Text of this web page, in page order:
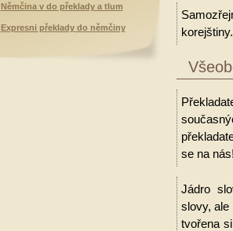
korejštiny.
se na
Jádro
slovy, ale
tvořena
Němčina v do překlady a tlum
Expresni překlady do němčiny